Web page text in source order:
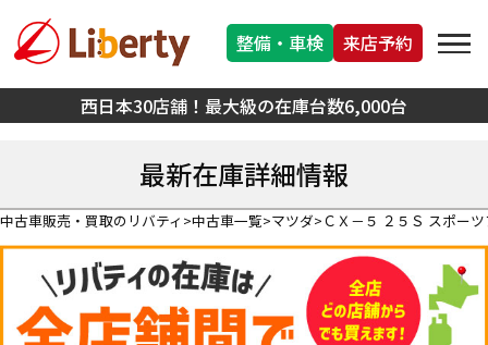
西日本30店舗！最大級の在庫台数6,000台
整備・車検 来店予約
最新在庫詳細情報
中古車販売・買取のリバティ 中古車一覧 マツダ ＣＸ－５ ２５Ｓ スポー